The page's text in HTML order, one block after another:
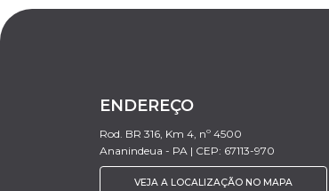
ENDEREÇO
Rod. BR 316, Km 4, nº 4500
Ananindeua - PA | CEP: 67113-970
VEJA A LOCALIZAÇÃO NO MAPA